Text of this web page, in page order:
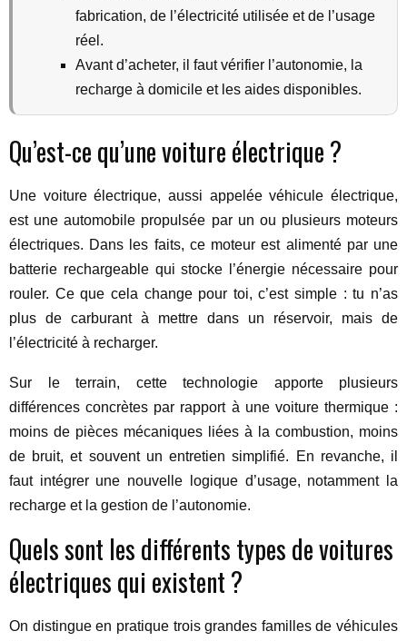
fabrication, de l’électricité utilisée et de l’usage
réel.
Avant d’acheter, il faut vérifier l’autonomie, la
recharge à domicile et les aides disponibles.
Qu’est-ce qu’une voiture électrique ?
Une voiture électrique, aussi appelée véhicule électrique,
est une automobile propulsée par un ou plusieurs moteurs
électriques. Dans les faits, ce moteur est alimenté par une
batterie rechargeable qui stocke l’énergie nécessaire pour
rouler. Ce que cela change pour toi, c’est simple : tu n’as
plus de carburant à mettre dans un réservoir, mais de
l’électricité à recharger.
Sur le terrain, cette technologie apporte plusieurs
différences concrètes par rapport à une voiture thermique :
moins de pièces mécaniques liées à la combustion, moins
de bruit, et souvent un entretien simplifié. En revanche, il
faut intégrer une nouvelle logique d’usage, notamment la
recharge et la gestion de l’autonomie.
Quels sont les différents types de voitures
électriques qui existent ?
On distingue en pratique trois grandes familles de véhicules